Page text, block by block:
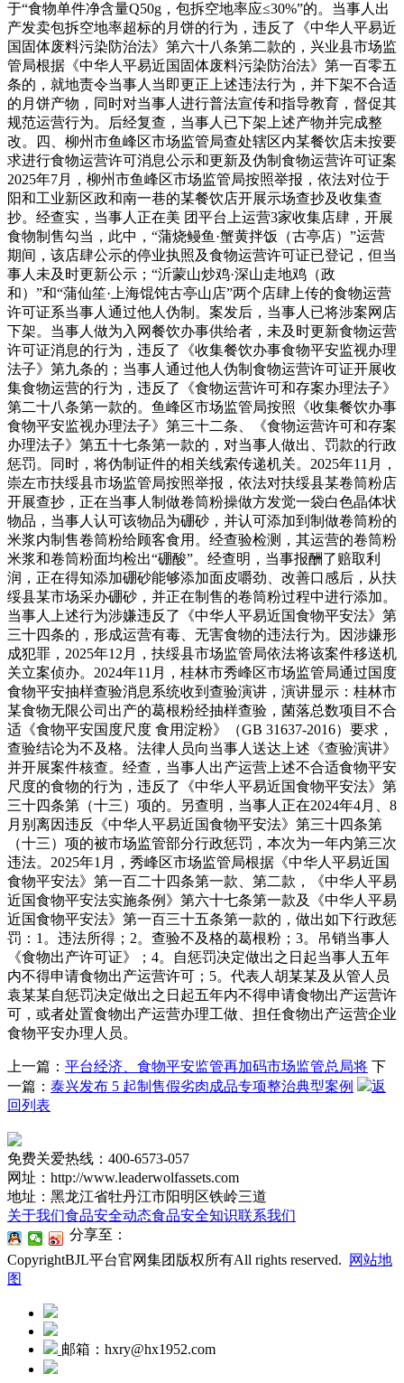
于“食物单件净含量Q50g，包拆空地率应≤30%”的。当事人出
产发卖包拆空地率超标的月饼的行为，违反了《中华人平易近
国固体废料污染防治法》第六十八条第二款的，兴业县市场监
管局根据《中华人平易近国固体废料污染防治法》第一百零五
条的，就地责令当事人当即更正上述违法行为，并下架不合适
的月饼产物，同时对当事人进行普法宣传和指导教育，督促其
规范运营行为。后经复查，当事人已下架上述产物并完成整
改。四、柳州市鱼峰区市场监管局查处辖区内某餐饮店未按要
求进行食物运营许可消息公示和更新及伪制食物运营许可证案
2025年7月，柳州市鱼峰区市场监管局按照举报，依法对位于
阳和工业新区政和南一巷的某餐饮店开展示场查抄及收集查
抄。经查实，当事人正在美 团平台上运营3家收集店肆，开展
食物制售勾当，此中，“蒲烧鳗鱼·蟹黄拌饭（古亭店）”运营
期间，该店肆公示的停业执照及食物运营许可证已登记，但当
事人未及时更新公示；“沂蒙山炒鸡·深山走地鸡（政
和）”和“蒲仙笙·上海馄饨古亭山店”两个店肆上传的食物运营
许可证系当事人通过他人伪制。案发后，当事人已将涉案网店
下架。当事人做为入网餐饮办事供给者，未及时更新食物运营
许可证消息的行为，违反了《收集餐饮办事食物平安监视办理
法子》第九条的；当事人通过他人伪制食物运营许可证开展收
集食物运营的行为，违反了《食物运营许可和存案办理法子》
第二十八条第一款的。鱼峰区市场监管局按照《收集餐饮办事
食物平安监视办理法子》第三十二条、《食物运营许可和存案
办理法子》第五十七条第一款的，对当事人做出、罚款的行政
惩罚。同时，将伪制证件的相关线索传递机关。2025年11月，
崇左市扶绥县市场监管局按照举报，依法对扶绥县某卷筒粉店
开展查抄，正在当事人制做卷筒粉操做方发觉一袋白色晶体状
物品，当事人认可该物品为硼砂，并认可添加到制做卷筒粉的
米浆内制售卷筒粉给顾客食用。经查验检测，其运营的卷筒粉
米浆和卷筒粉面均检出“硼酸”。经查明，当事报酬了赔取利
润，正在得知添加硼砂能够添加面皮嚼劲、改善口感后，从扶
绥县某市场采办硼砂，并正在制售的卷筒粉过程中进行添加。
当事人上述行为涉嫌违反了《中华人平易近国食物平安法》第
三十四条的，形成运营有毒、无害食物的违法行为。因涉嫌形
成犯罪，2025年12月，扶绥县市场监管局依法将该案件移送机
关立案侦办。2024年11月，桂林市秀峰区市场监管局通过国度
食物平安抽样查验消息系统收到查验演讲，演讲显示：桂林市
某食物无限公司出产的葛根粉经抽样查验，菌落总数项目不合
适《食物平安国度尺度 食用淀粉》（GB 31637-2016）要求，
查验结论为不及格。法律人员向当事人送达上述《查验演讲》
并开展案件核查。经查，当事人出产运营上述不合适食物平安
尺度的食物的行为，违反了《中华人平易近国食物平安法》第
三十四条第（十三）项的。另查明，当事人正在2024年4月、8
月别离因违反《中华人平易近国食物平安法》第三十四条第
（十三）项的被市场监管部分行政惩罚，本次为一年内第三次
违法。2025年1月，秀峰区市场监管局根据《中华人平易近国
食物平安法》第一百二十四条第一款、第二款，《中华人平易
近国食物平安法实施条例》第六十七条第一款及《中华人平易
近国食物平安法》第一百三十五条第一款的，做出如下行政惩
罚：1。违法所得；2。查验不及格的葛根粉；3。吊销当事人
《食物出产许可证》；4。自惩罚决定做出之日起当事人五年
内不得申请食物出产运营许可；5。代表人胡某某及从管人员
袁某某自惩罚决定做出之日起五年内不得申请食物出产运营许
可，或者处置食物出产运营办理工做、担任食物出产运营企业
食物平安办理人员。
上一篇： 平台经济、食物平安监管再加码市场监管总局将 下
一篇： 泰兴发布 5 起制售假劣肉成品专项整治典型案例
返
回列表
免费关爱热线：400-6573-057
网址：http://www.leaderwolfassets.com
地址：黑龙江省牡丹江市阳明区铁岭三道
关于我们食品安全动态食品安全知识联系我们
分享至：
CopyrightBJL平台官网集团版权所有All rights reserved.
网站地
图
邮箱：hxry@hx1952.com